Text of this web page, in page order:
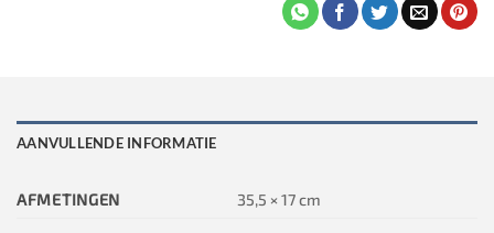
AANVULLENDE INFORMATIE
AFMETINGEN 35,5 × 17 cm